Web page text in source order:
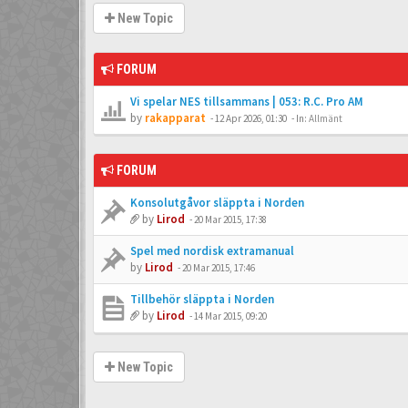
New Topic
FORUM
Vi spelar NES tillsammans | 053: R.C. Pro AM
by rakapparat -12 Apr 2026, 01:30 - In: Allmänt
FORUM
Konsolutgåvor släppta i Norden
by Lirod -20 Mar 2015, 17:38
Spel med nordisk extramanual
by Lirod -20 Mar 2015, 17:46
Tillbehör släppta i Norden
by Lirod -14 Mar 2015, 09:20
New Topic